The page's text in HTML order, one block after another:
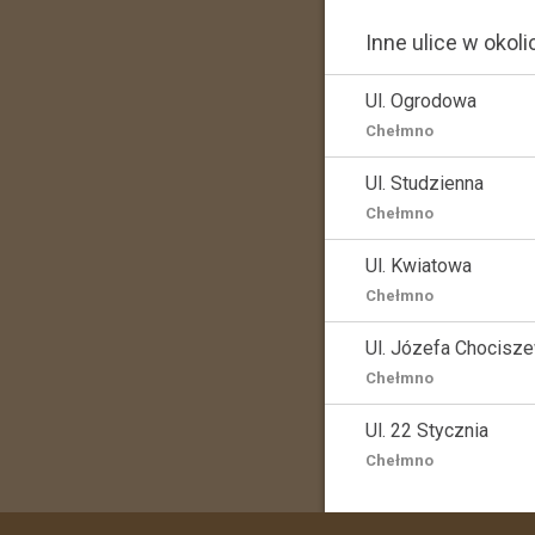
Inne ulice w
Ul. Ogrodowa
Chełmno
Ul. Studzienna
Chełmno
Ul. Kwiatowa
Chełmno
Ul. Józefa
Chełmno
Ul. 22 Stycznia
Chełmno